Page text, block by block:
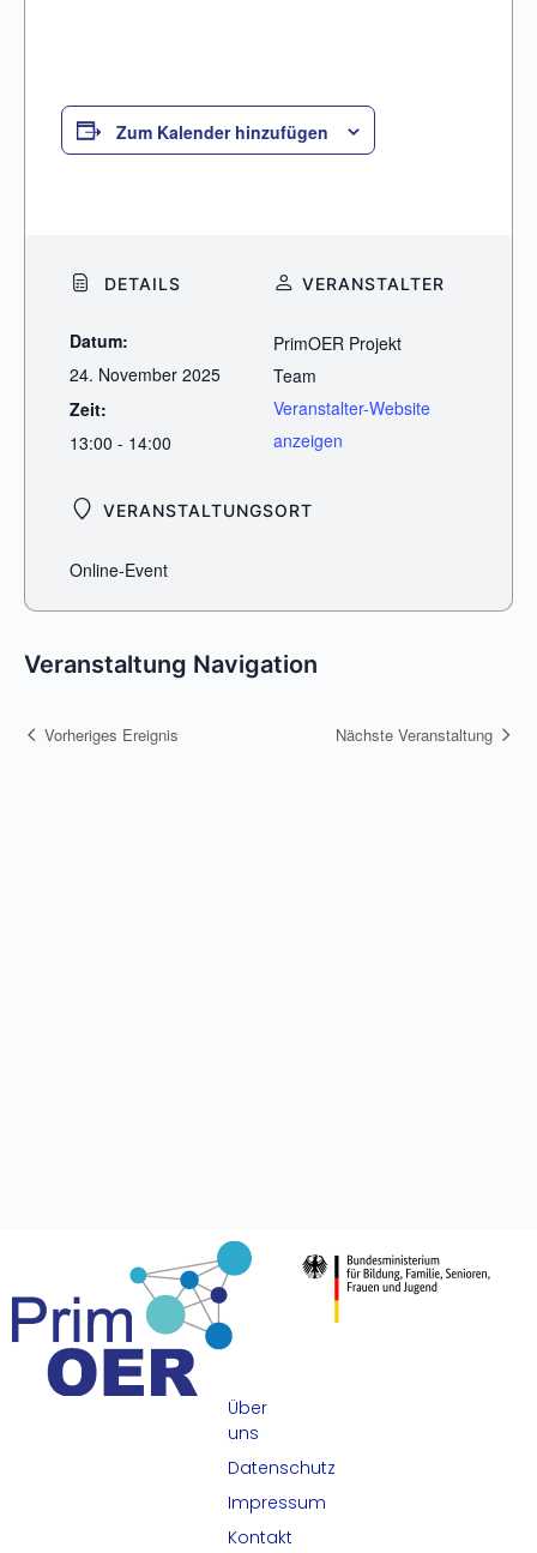
Zum Kalender hinzufügen
DETAILS
Datum:
24. November 2025
Zeit:
13:00 - 14:00
VERANSTALTUNGSORT
Online-Event
VERANSTALTER
PrimOER Projekt
Team
Veranstalter-Website
anzeigen
Veranstaltung Navigation
Vorheriges Ereignis Nächste Veranstaltung
Über
uns
Datenschutz
Impressum
Kontakt